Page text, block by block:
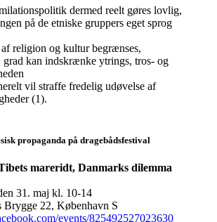
dermed reelt gøres lovlig,
på de etniske gruppers eget sprog
af religion og kultur begrænses,
grad kan indskrænke ytrings, tros- og
vil straffe fredelig udøvelse af
(1).
propaganda på dragebådsfestival
mareridt, Danmarks dilemma
31. maj kl. 10-14
Brygge 22, København S
events/825492527023630